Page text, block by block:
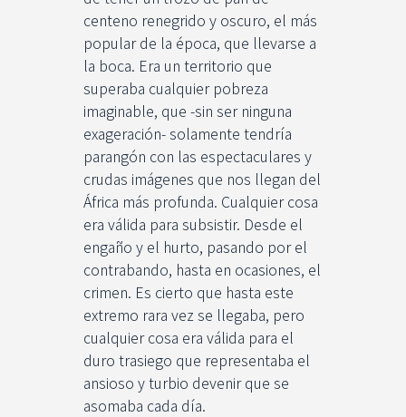
centeno renegrido y oscuro, el más
popular de la época, que llevarse a
la boca. Era un territorio que
superaba cualquier pobreza
imaginable, que -sin ser ninguna
exageración- solamente tendría
parangón con las espectaculares y
crudas imágenes que nos llegan del
África más profunda. Cualquier cosa
era válida para subsistir. Desde el
engaño y el hurto, pasando por el
contrabando, hasta en ocasiones, el
crimen. Es cierto que hasta este
extremo rara vez se llegaba, pero
cualquier cosa era válida para el
duro trasiego que representaba el
ansioso y turbio devenir que se
asomaba cada día.